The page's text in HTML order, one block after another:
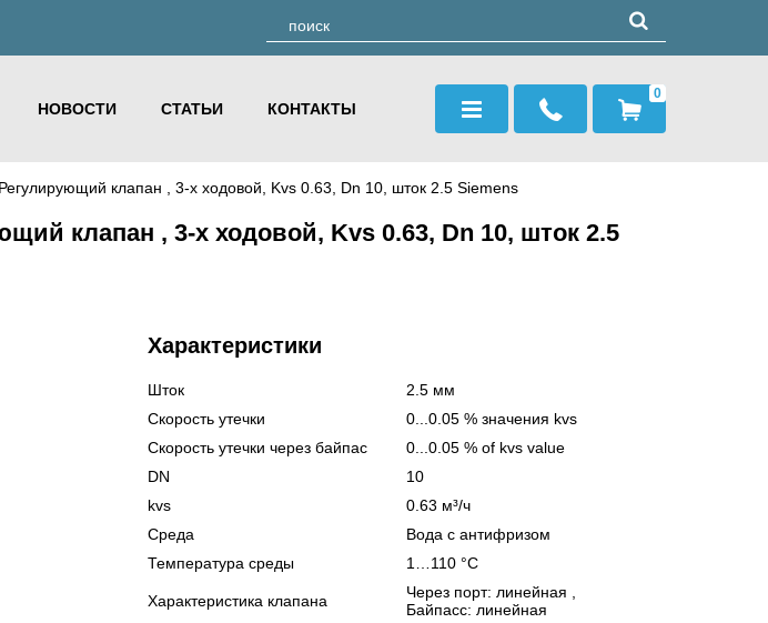
НОВОСТИ СТАТЬИ КОНТАКТЫ
0
клапан , 3-х ходовой, Kvs 0.63, Dn 10, шток 2.5 Siemens
клапан , 3-х ходовой, Kvs 0.63, Dn 10, шток 2.5
Характеристики
Шток
2.5 мм
Скорость утечки
0...0.05 % значения kvs
Скорость утечки через байпас
0...0.05 % of kvs value
DN
10
kvs
0.63 м³/ч
Среда
Bодa с антифризом
Температура среды
1…110 °C
Характеристика клапана
Через порт: линейная ,
Байпасс: линейная